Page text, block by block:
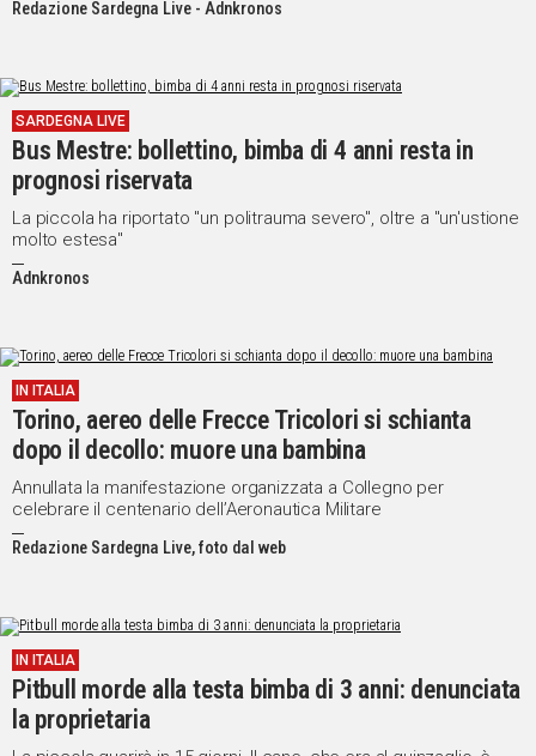
Redazione Sardegna Live - Adnkronos
SARDEGNA LIVE
Bus Mestre: bollettino, bimba di 4 anni resta in
prognosi riservata
La piccola ha riportato "un politrauma severo", oltre a "un'ustione
molto estesa"
Adnkronos
IN ITALIA
Torino, aereo delle Frecce Tricolori si schianta
dopo il decollo: muore una bambina
Annullata la manifestazione organizzata a Collegno per
celebrare il centenario dell’Aeronautica Militare
Redazione Sardegna Live, foto dal web
IN ITALIA
Pitbull morde alla testa bimba di 3 anni: denunciata
la proprietaria